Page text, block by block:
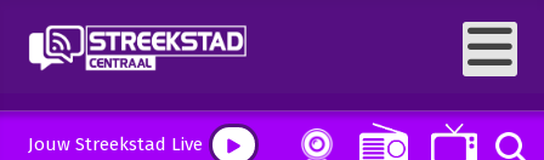
Jouw Streekstad Live